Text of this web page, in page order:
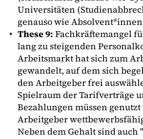
Universitäten
genauso wie
These 9: Fachkräftemangel
lang zu steigenden
Arbeitsmarkt hat sich zum
gewandelt, auf dem sich
den Arbeitgeber frei
Spielraum der Tarifverträge
Bezahlungen müssen
Arbeitgeber
Neben dem Gehalt sind auch